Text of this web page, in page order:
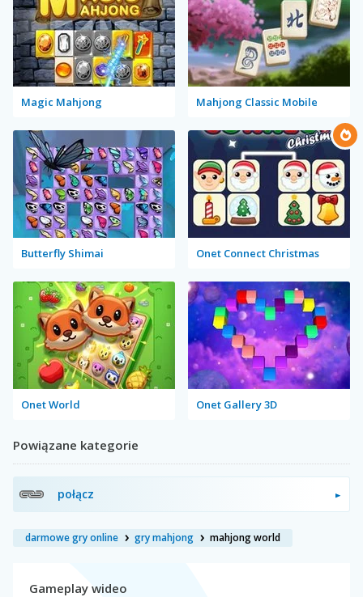
Magic Mahjong Mahjong Classic Mobile
Butterfly Shimai Onet Connect Christmas
Onet World Onet Gallery 3D
Powiązane kategorie
połącz
darmowe gry online gry mahjong mahjong world
Gameplay wideo